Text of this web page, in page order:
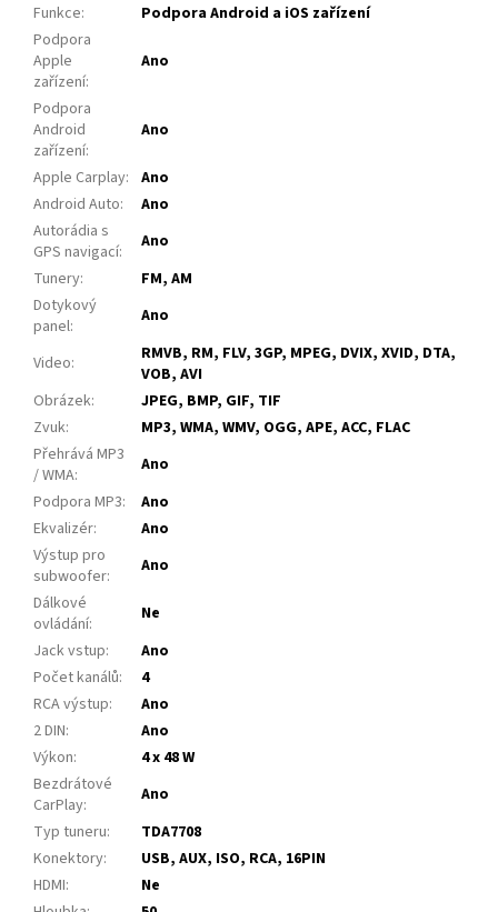
Funkce:
Podpora Android a iOS zařízení
Podpora
Apple
zařízení:
Ano
Podpora
Android
zařízení:
Ano
Apple Carplay: Ano
Android Auto:
Ano
Autorádia s
GPS navigací:
Ano
Tunery:
FM, AM
Dotykový
panel: Ano
Video:
RMVB, RM, FLV, 3GP, MPEG, DVIX, XVID, DTA,
VOB, AVI
Obrázek:
JPEG, BMP, GIF, TIF
Zvuk:
MP3, WMA, WMV, OGG, APE, ACC, FLAC
Přehrává MP3
/ WMA:
Ano
Podpora MP3:
Ano
Ekvalizér:
Ano
Výstup pro
subwoofer:
Ano
Dálkové
ovládání:
Ne
Jack vstup:
Ano
Počet kanálů:
4
RCA výstup:
Ano
2 DIN:
Ano
Výkon:
4 x 48 W
Bezdrátové
CarPlay:
Ano
Typ tuneru:
TDA7708
Konektory:
USB, AUX, ISO, RCA, 16PIN
HDMI:
Ne